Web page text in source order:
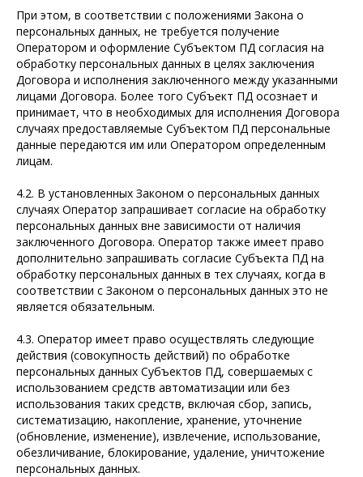
При этом, в соответствии с положениями Закона о
персональных данных, не требуется получение
Оператором и оформление Субъектом ПД согласия на
обработку персональных данных в целях заключения
Договора и исполнения заключенного между указанными
лицами Договора. Более того Субъект ПД осознает и
принимает, что в необходимых для исполнения Договора
случаях предоставляемые Субъектом ПД персональные
данные передаются им или Оператором определенным
лицам.
4.2. В установленных Законом о персональных данных
случаях Оператор запрашивает согласие на обработку
персональных данных вне зависимости от наличия
заключенного Договора. Оператор также имеет право
дополнительно запрашивать согласие Субъекта ПД на
обработку персональных данных в тех случаях, когда в
соответствии с Законом о персональных данных это не
является обязательным.
4.3. Оператор имеет право осуществлять следующие
действия (совокупность действий) по обработке
персональных данных Субъектов ПД, совершаемых с
использованием средств автоматизации или без
использования таких средств, включая сбор, запись,
систематизацию, накопление, хранение, уточнение
(обновление, изменение), извлечение, использование,
обезличивание, блокирование, удаление, уничтожение
персональных данных.